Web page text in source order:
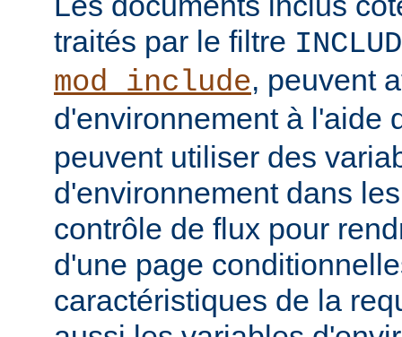
traités par le filtre
mod_include, peuvent
d'environnement à l'aide
peuvent utiliser des
d'environnement dans
contrôle de flux pour
d'une page
caractéristiques de la